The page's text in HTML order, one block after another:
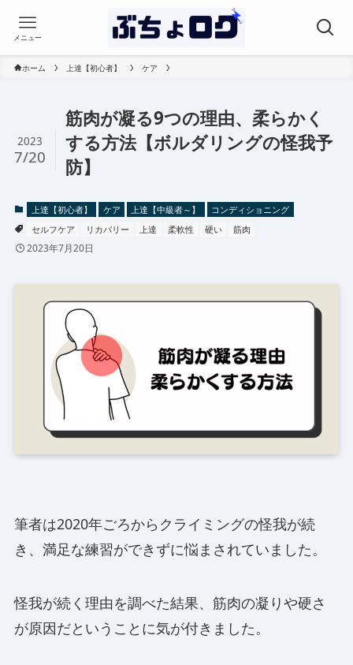
メニュー
ホーム 上達【初心者】 ケア
筋肉が凝る9つの理由、柔らかく
する方法【ボルダリングの怪我予
防】
2023
7/20
上達【初心者】 ケア 上達【中級者～】
コンディショニング
セルフケア
リカバリー 上達 柔軟性 硬い 筋肉
2023年7月20日
筆者は2020年ごろからクライミングの怪我が続
き、満足な練習ができずに悩まされていました。
怪我が続く理由を調べた結果、筋肉の凝りや硬さ
が原因だということに気が付きました。